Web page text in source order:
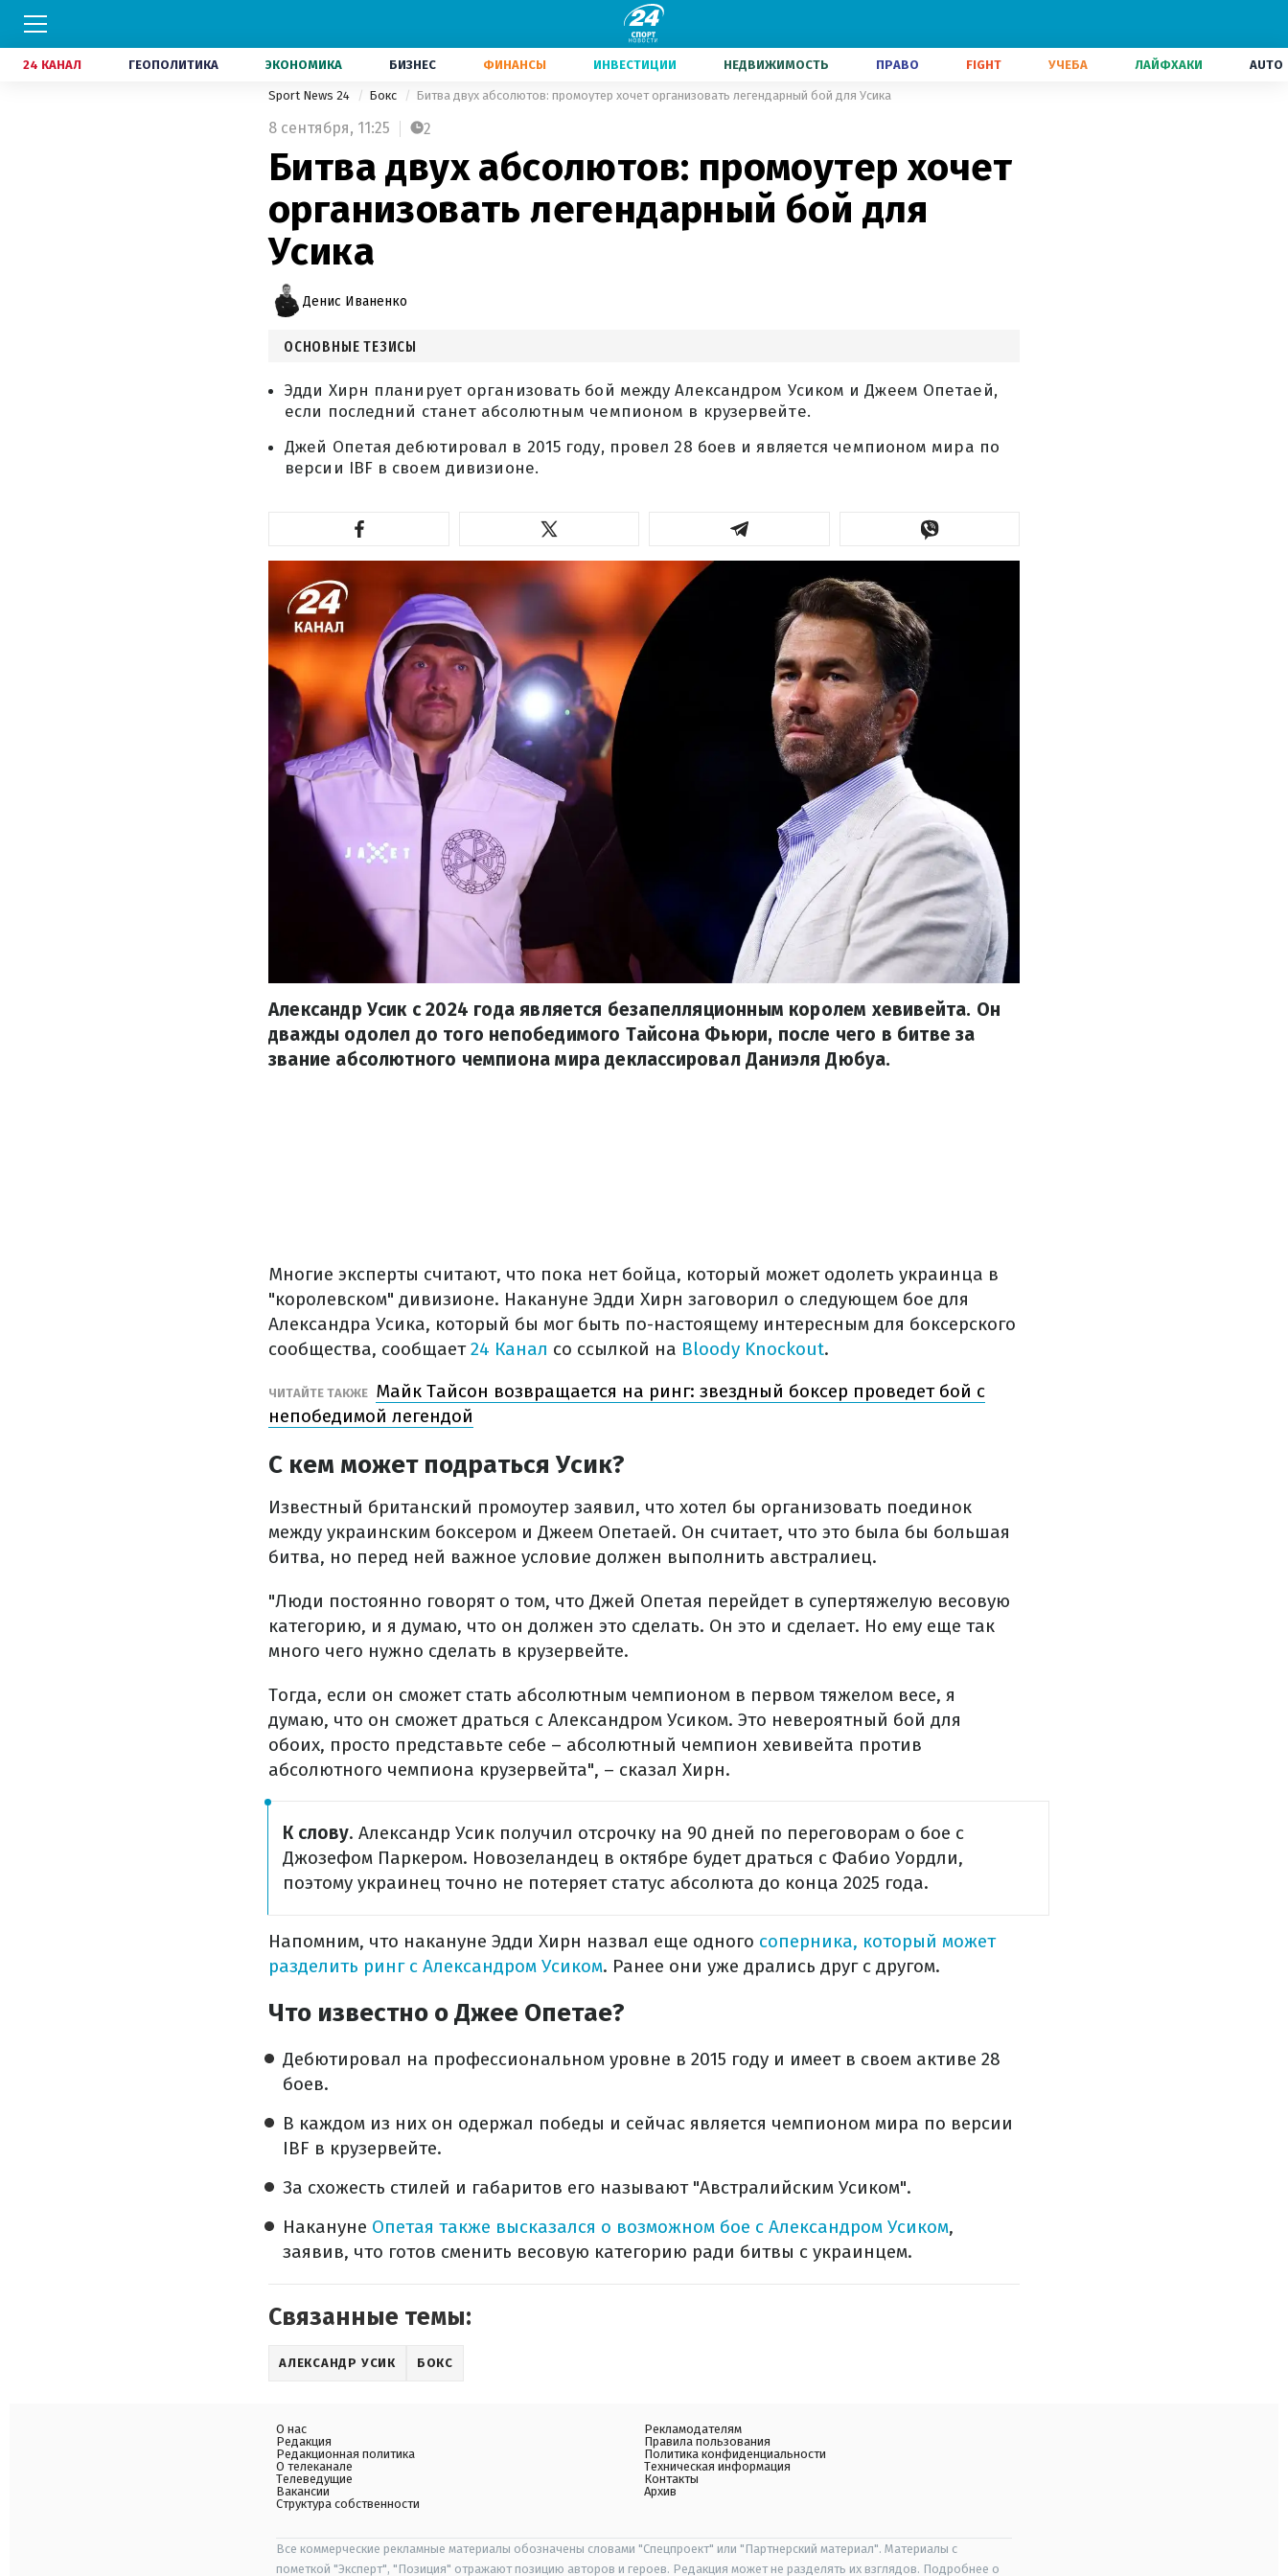
24 КАНАЛ ГЕОПОЛИТИКА ЭКОНОМИКА БИЗНЕС ФИНАНСЫ ИНВЕСТИЦИИ НЕДВИЖИМОСТЬ ПРАВО FIGHT УЧЕБА ЛАЙФХАКИ AUTO
Sport News 24 Бокс Битва двух абсолютов: промоутер хочет организовать легендарный бой для Усика
8 сентября, 11:25 2
Битва двух абсолютов: промоутер хочет
организовать легендарный бой для
Усика
Денис Иваненко
ОСНОВНЫЕ ТЕЗИСЫ
Эдди Хирн планирует организовать бой между Александром Усиком и Джеем Опетаей,
если последний станет абсолютным чемпионом в крузервейте.
Джей Опетая дебютировал в 2015 году, провел 28 боев и является чемпионом мира по
версии IBF в своем дивизионе.
Александр Усик с 2024 года является безапелляционным королем хевивейта. Он
дважды одолел до того непобедимого Тайсона Фьюри, после чего в битве за
звание абсолютного чемпиона мира деклассировал Даниэля Дюбуа.
Многие эксперты считают, что пока нет бойца, который может одолеть украинца в
"королевском" дивизионе. Накануне Эдди Хирн заговорил о следующем бое для
Александра Усика, который бы мог быть по-настоящему интересным для боксерского
сообщества, сообщает24 Канал со ссылкой на Bloody Knockout.
ЧИТАЙТЕ ТАКЖЕ Майк Тайсон возвращается на ринг: звездный боксер проведет бой с
непобедимой легендой
С кем может подраться Усик?
Известный британский промоутер заявил, что хотел бы организовать поединок
между украинским боксером и Джеем Опетаей. Он считает, что это была бы большая
битва, но перед ней важное условие должен выполнить австралиец.
"Люди постоянно говорят о том, что Джей Опетая перейдет в супертяжелую весовую
категорию, и я думаю, что он должен это сделать. Он это и сделает. Но ему еще так
много чего нужно сделать в крузервейте.
Тогда, если он сможет стать абсолютным чемпионом в первом тяжелом весе, я
думаю, что он сможет драться с Александром Усиком. Это невероятный бой для
обоих, просто представьте себе – абсолютный чемпион хевивейта против
абсолютного чемпиона крузервейта", – сказал Хирн.
К слову. Александр Усик получил отсрочку на 90 дней по переговорам о бое с
Джозефом Паркером. Новозеландец в октябре будет драться с Фабио Уордли,
поэтому украинец точно не потеряет статус абсолюта до конца 2025 года.
Напомним, что накануне Эдди Хирн назвал еще одного соперника, который может
разделить ринг с Александром Усиком. Ранее они уже дрались друг с другом.
Что известно о Джее Опетае?
Дебютировал на профессиональном уровне в 2015 году и имеет в своем активе 28
боев.
В каждом из них он одержал победы и сейчас является чемпионом мира по версии
IBF в крузервейте.
За схожесть стилей и габаритов его называют "Австралийским Усиком".
Накануне Опетая также высказался о возможном бое с Александром Усиком,
заявив, что готов сменить весовую категорию ради битвы с украинцем.
Связанные темы:
АЛЕКСАНДР УСИК БОКС
О нас
Редакция
Редакционная политика
О телеканале
Телеведущие
Вакансии
Структура собственности
Рекламодателям
Правила пользования
Политика конфиденциальности
Техническая информация
Контакты
Архив
Все коммерческие рекламные материалы обозначены словами "Спецпроект" или "Партнерский материал". Материалы с
пометкой "Эксперт", "Позиция" отражают позицию авторов и героев. Редакция может не разделять их взглядов. Подробнее о